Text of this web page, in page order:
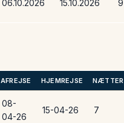
06.10.2026 15.10.2026 9
AFREJSE HJEMREJSE NÆTTER
08-
04-26
15-04-26 7